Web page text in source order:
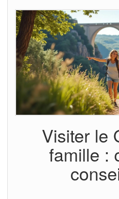
Visiter le
famille :